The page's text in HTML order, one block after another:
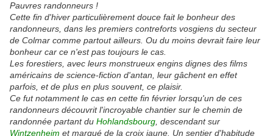
Pauvres randonneurs !
Cette fin d'hiver particulièrement douce fait le bonheur des
randonneurs, dans les premiers contreforts vosgiens du secteur
de Colmar comme partout ailleurs. Ou du moins devrait faire leur
bonheur car ce n'est pas toujours le cas.
Les forestiers, avec leurs monstrueux engins dignes des films
américains de science-fiction d'antan, leur gâchent en effet
parfois, et de plus en plus souvent, ce plaisir.
Ce fut notamment le cas en cette fin février lorsqu'un de ces
randonneurs découvrit l'incroyable chantier sur le chemin de
randonnée partant du Hohlandsbourg , descendant sur
Wintzenheim et marqué de la croix jaune. Un sentier d'habitude